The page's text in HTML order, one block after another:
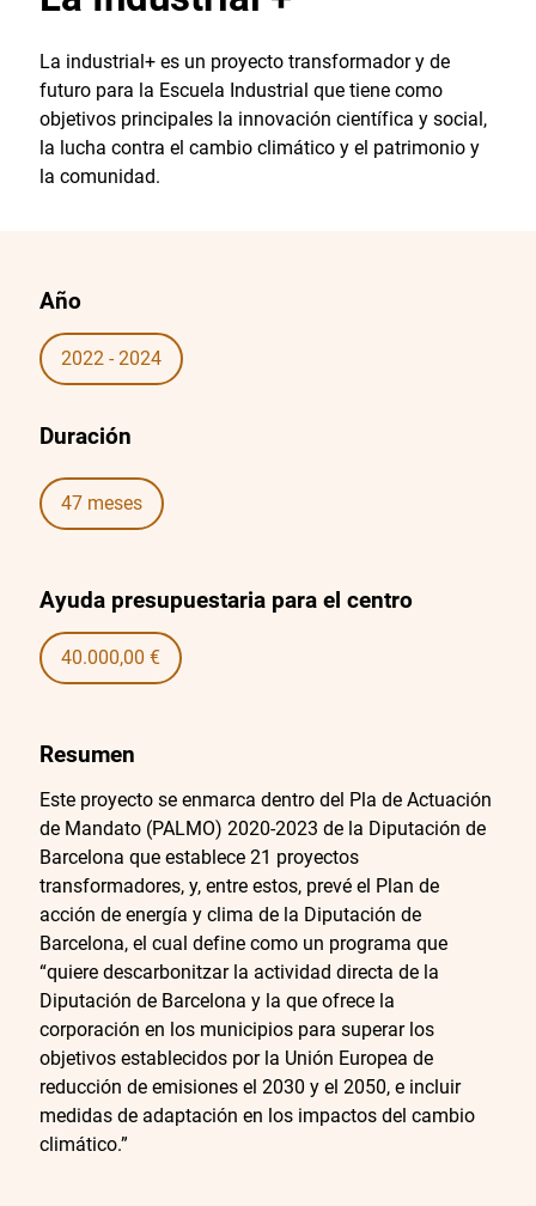
La industrial+ es un proyecto transformador y de
futuro para la Escuela Industrial que tiene como
objetivos principales la innovación científica y social,
la lucha contra el cambio climático y el patrimonio y
la comunidad.
Año
2022 - 2024
Duración
47 meses
Ayuda presupuestaria para el centro
40.000,00 €
Resumen
Este proyecto se enmarca dentro del Pla de Actuación
de Mandato (PALMO) 2020-2023 de la Diputación de
Barcelona que establece 21 proyectos
transformadores, y, entre estos, prevé el Plan de
acción de energía y clima de la Diputación de
Barcelona, el cual define como un programa que
“quiere descarbonitzar la actividad directa de la
Diputación de Barcelona y la que ofrece la
corporación en los municipios para superar los
objetivos establecidos por la Unión Europea de
reducción de emisiones el 2030 y el 2050, e incluir
medidas de adaptación en los impactos del cambio
climático.”